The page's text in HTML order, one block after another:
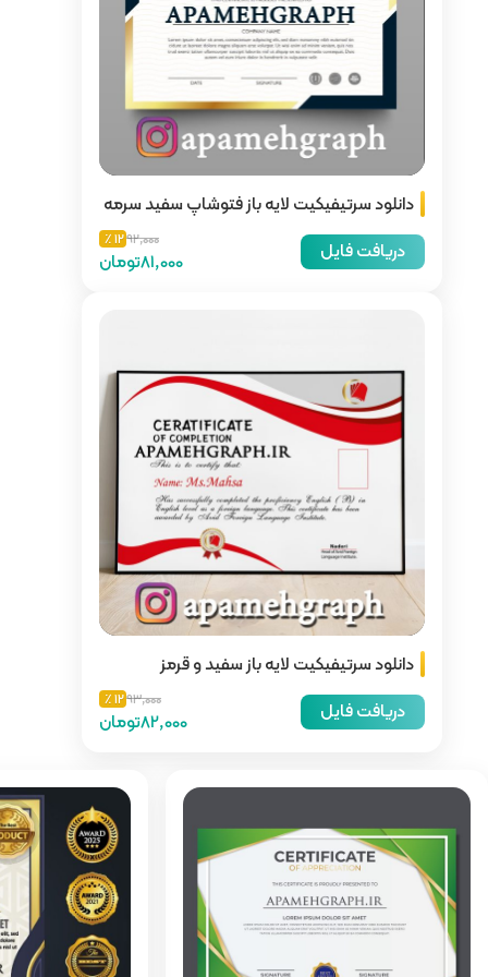
فتوشاپ سفید سرمه
92,00012 ٪
81,000تومان
سفید و قرمز
93,00012 ٪
82,000تومان